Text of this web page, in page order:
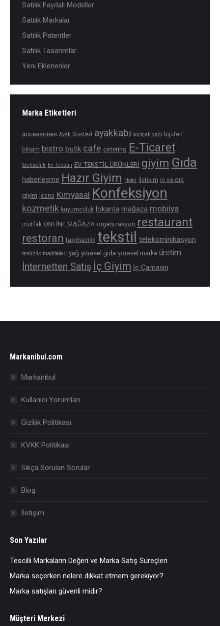
Satılık Faydalı Modeller
Satılık Markalar
Satılık Patentler
Satılık Tasarımlar
Yeni Eklenenler
Marka Etiketleri
accessories Ayak Giysileri ayakkabı ayçiçek yağı bijuteri
bilişim bistro butik cafe catering E-Ticaret
Elektronik Ev Tekstili EV TEKSTİL ÜRÜNLERİ giyim Gıda
haberleşme Hazır Giyim Hotel iletişim iç ve dış
giyim jeans Kimyasal Konfeksiyon
kozmetik kuyumculuk lokanta mağaza mobilya
mutfak ONLİNE MAĞAZA organizasyon restaurant
restoran taşımacılık tekstil telekominikasyon
temizlik maddeleri yağ yöresel gıda yöresel marka üretim
İnternetten Satış İç Giyim İç Çamaşırı
Markanibul.com
Markanıbul
Kullanıcı Yorumları
Gizlilik Politikası
KVKK Politikası
Sıkça Sorulan Sorular
Blog
İletişim
Son Yazılar
Tescilli Markaların Değeri ve Marka Satış Süreçleri
Marka seçerken nelere dikkat etmem gerekiyor?
Marka satışları güvenli midir?
Müşteri Merkezi